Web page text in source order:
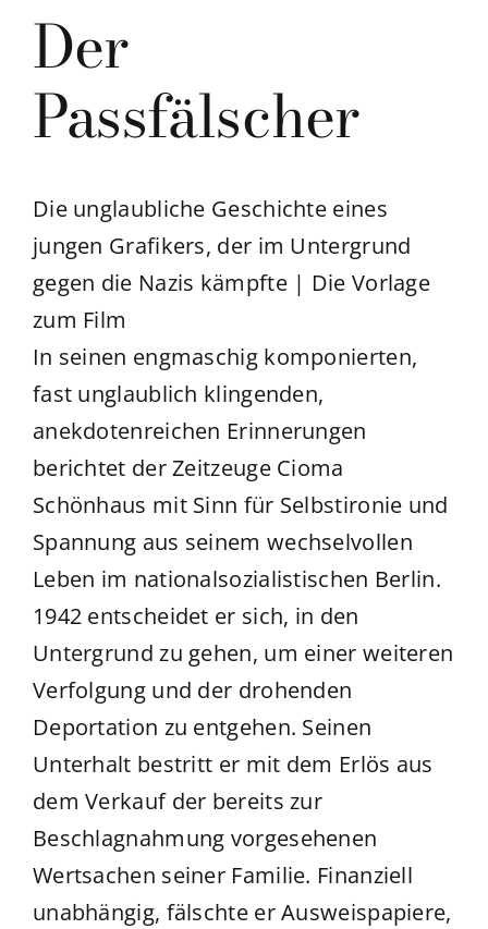
Der
Passfälscher
Die unglaubliche Geschichte eines
jungen Grafikers, der im Untergrund
gegen die Nazis kämpfte | Die Vorlage
zum Film
In seinen engmaschig komponierten,
fast unglaublich klingenden,
anekdotenreichen Erinnerungen
berichtet der Zeitzeuge Cioma
Schönhaus mit Sinn für Selbstironie und
Spannung aus seinem wechselvollen
Leben im nationalsozialistischen Berlin.
1942 entscheidet er sich, in den
Untergrund zu gehen, um einer weiteren
Verfolgung und der drohenden
Deportation zu entgehen. Seinen
Unterhalt bestritt er mit dem Erlös aus
dem Verkauf der bereits zur
Beschlagnahmung vorgesehenen
Wertsachen seiner Familie. Finanziell
unabhängig, fälschte er Ausweispapiere,